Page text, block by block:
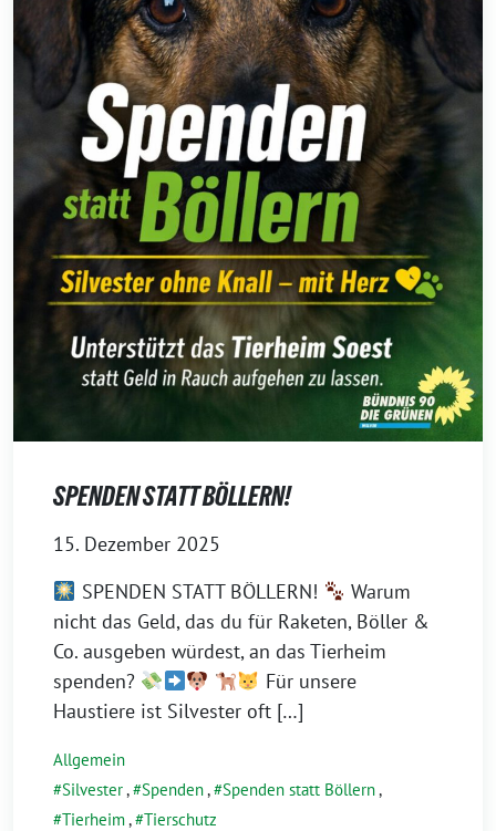
SPENDEN STATT BÖLLERN!
15. Dezember 2025
SPENDEN STATT BÖLLERN!
Warum
nicht das Geld, das du für Raketen, Böller &
Co. ausgeben würdest, an das Tierheim
spenden?
Für unsere
Haustiere ist Silvester oft […]
Allgemein
Silvester, Spenden, Spenden statt Böllern,
Tierheim, Tierschutz